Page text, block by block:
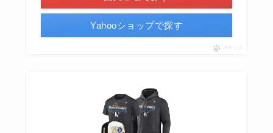
Yahooショップで探す
ポチップ